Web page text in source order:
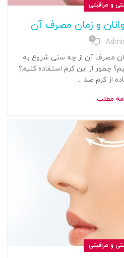
و مراقبتی
و زمان مصرف آن
0
مصرف آن از چه سنی شروع به
چطور از این کرم استفاده کنیم؟
از کرم ضد ...
مطلب
و مراقبتی